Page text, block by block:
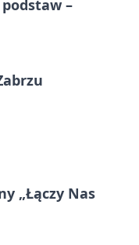
–
„Łączy Nas